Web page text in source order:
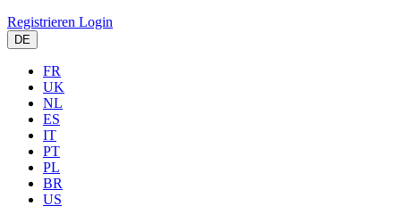
Registrieren Login
DE
FR
UK
NL
ES
IT
PT
PL
BR
US